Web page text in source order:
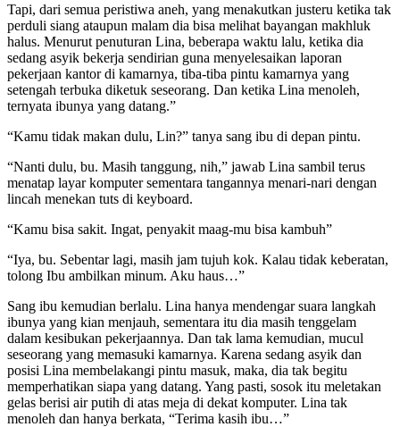
Tapi, dari semua peristiwa aneh, yang menakutkan justeru ketika tak
perduli siang ataupun malam dia bisa melihat bayangan makhluk
halus. Menurut penuturan Lina, beberapa waktu lalu, ketika dia
sedang asyik bekerja sendirian guna menyelesaikan laporan
pekerjaan kantor di kamarnya, tiba-tiba pintu kamarnya yang
setengah terbuka diketuk seseorang. Dan ketika Lina menoleh,
ternyata ibunya yang datang.”
“Kamu tidak makan dulu, Lin?” tanya sang ibu di depan pintu.
“Nanti dulu, bu. Masih tanggung, nih,” jawab Lina sambil terus
menatap layar komputer sementara tangannya menari-nari dengan
lincah menekan tuts di keyboard.
“Kamu bisa sakit. Ingat, penyakit maag-mu bisa kambuh”
“Iya, bu. Sebentar lagi, masih jam tujuh kok. Kalau tidak keberatan,
tolong Ibu ambilkan minum. Aku haus…”
Sang ibu kemudian berlalu. Lina hanya mendengar suara langkah
ibunya yang kian menjauh, sementara itu dia masih tenggelam
dalam kesibukan pekerjaannya. Dan tak lama kemudian, mucul
seseorang yang memasuki kamarnya. Karena sedang asyik dan
posisi Lina membelakangi pintu masuk, maka, dia tak begitu
memperhatikan siapa yang datang. Yang pasti, sosok itu meletakan
gelas berisi air putih di atas meja di dekat komputer. Lina tak
menoleh dan hanya berkata, “Terima kasih ibu…”